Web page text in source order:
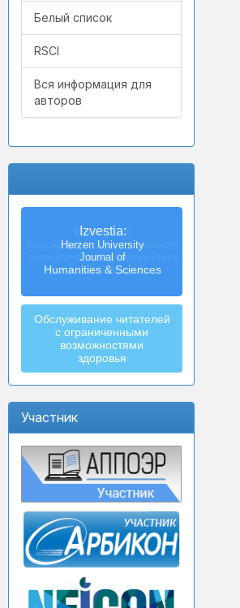
Белый список
RSCI
Вся информация для
авторов
Izvestia:
Herzen University
Journal of
Humanities & Sciences
Обслуживание читателей
с ограниченными
возможностями
здоровья
Участник